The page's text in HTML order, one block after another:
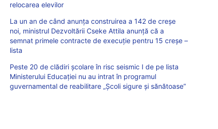
relocarea elevilor
La un an de când anunța construirea a 142 de creșe
noi, ministrul Dezvoltării Cseke Attila anunță că a
semnat primele contracte de execuție pentru 15 creșe –
lista
Peste 20 de clădiri școlare în risc seismic I de pe lista
Ministerului Educației nu au intrat în programul
guvernamental de reabilitare „Școli sigure și sănătoase”